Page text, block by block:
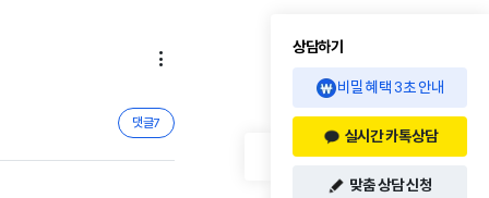

댓글7
상담하기
비밀 혜택 3초 안내
실시간 카톡상담
맞춤 상담 신청